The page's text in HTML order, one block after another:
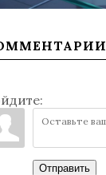
Отправить